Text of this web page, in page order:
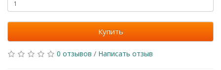
Купить
0 отзывов / Написать отзыв